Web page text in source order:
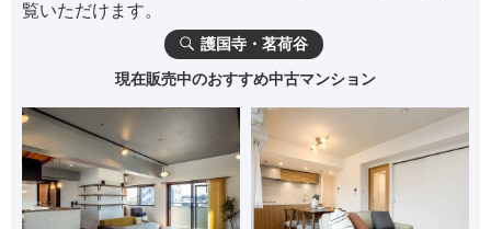
覧いただけます。
護国寺・茗荷谷
現在販売中のおすすめ中古マンション